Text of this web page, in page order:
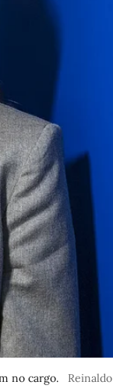
no cargo.
Reinaldo